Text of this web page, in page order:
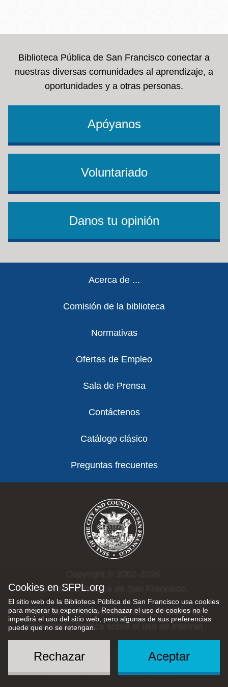
Cookies en SFPL.org
El sitio web de la Biblioteca Pública de San Francisco usa cookies
para mejorar tu experiencia. Rechazar el uso de cookies no le
impedirá el uso del sitio web, pero algunas de sus preferencias
puede que no se retengan.
Aceptar
Rechazar
Biblioteca Pública de San Francisco conectar a
nuestras diversas comunidades al aprendizaje, a
oportunidades y a otras personas.
Apóyanos
Voluntariado
Danos tu opinión
Acerca de ...
Comisión de la biblioteca
Normativas
Ofertas de Empleo
Sala de Prensa
Contáctenos
Catálogo clásico
Preguntas frecuentes
Biblioteca Pública de San Francisco.
Todos los derechos reservados |Política de
privacidad|Política sobre el uso de Internet
Social
Menu